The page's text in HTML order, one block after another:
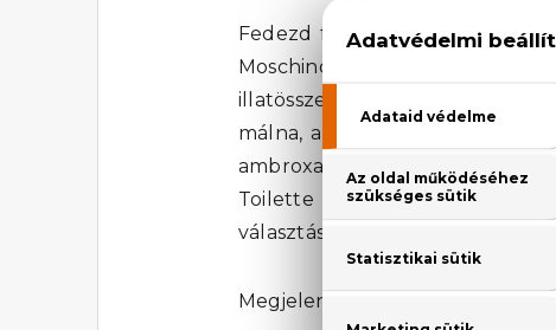
Fedezd fel a Moschino Fresh
Moschino márka kínálatából a
illatösszetevők között
málna, a krémes fehér
ambroxan adják, melyek mély,
Toilette egy igazi műalkotás,
választás azoknak a nőknek,
Megjelenési év: 2015